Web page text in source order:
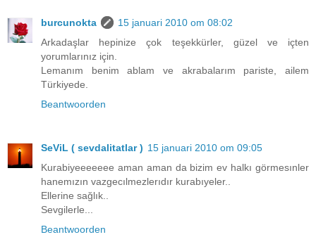
burcunokta
15 januari 2010 om 08:02
Arkadaşlar hepinize çok teşekkürler, güzel ve içten
yorumlarınız için.
Lemanım benim ablam ve akrabalarım pariste, ailem
Türkiyede.
Beantwoorden
SeViL ( sevdalitatlar ) 15 januari 2010 om 09:05
Kurabiyeeeeeee aman aman da bizim ev halkı görmesınler
hanemızın vazgecılmezlerıdır kurabıyeler..
Ellerine sağlık..
Sevgilerle...
Beantwoorden